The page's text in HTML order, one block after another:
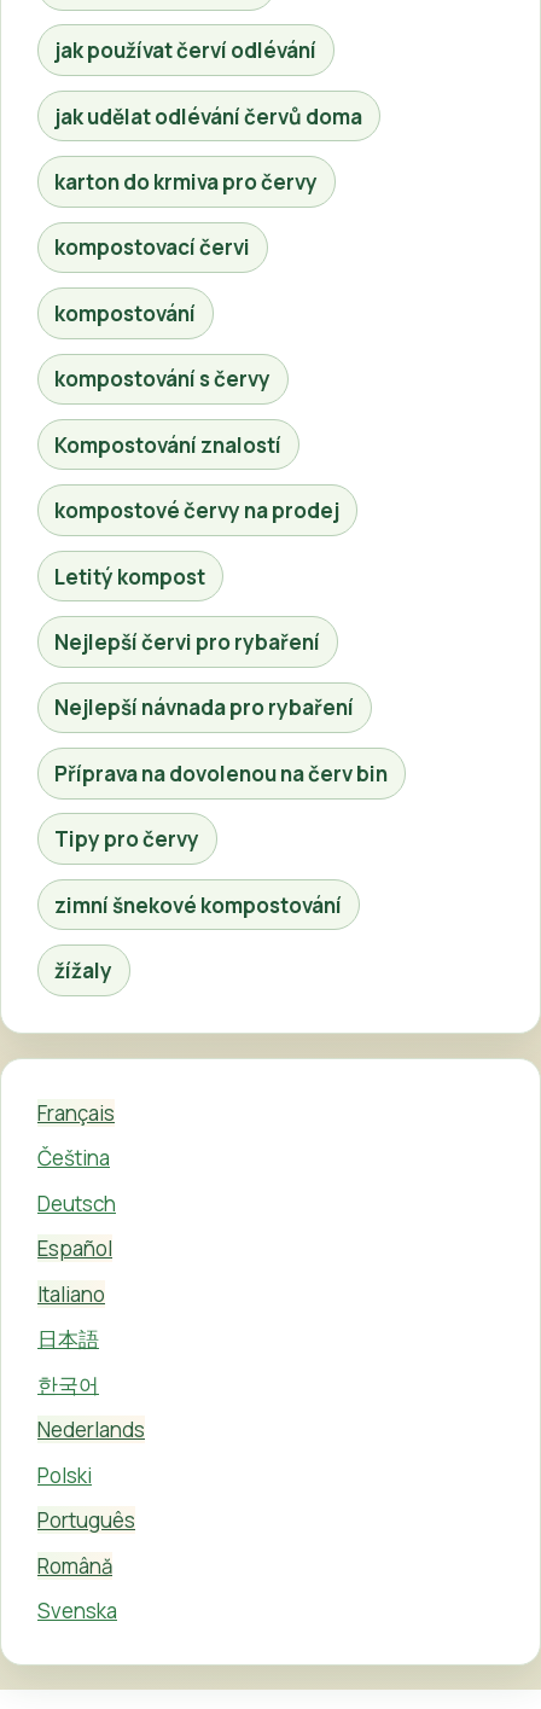
jak používat červí odlévání
jak udělat odlévání červů doma
karton do krmiva pro červy
kompostovací červi
kompostování
kompostování s červy
Kompostování znalostí
kompostové červy na prodej
Letitý kompost
Nejlepší červi pro rybaření
Nejlepší návnada pro rybaření
Příprava na dovolenou na červ bin
Tipy pro červy
zimní šnekové kompostování
žížaly
Français
Čeština
Deutsch
Español
Italiano
日本語
한국어
Nederlands
Polski
Português
Română
Svenska